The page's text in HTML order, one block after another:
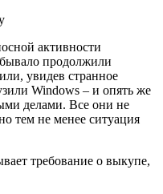
активности
продолжили
увидев странное
Windows – и опять же
делами. Все они не
тем не менее ситуация
требование о выкупе,